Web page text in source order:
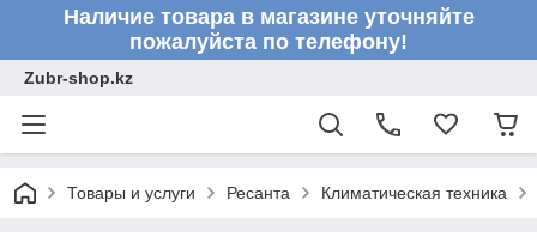
Наличие товара в магазине уточняйте
пожалуйста по телефону!
Zubr-shop.kz
Товары и услуги Ресанта Климатическая техника